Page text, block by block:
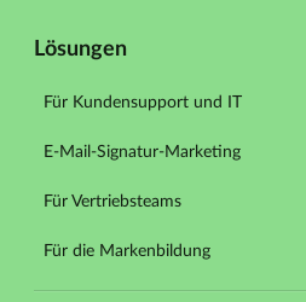
Lösungen
Für Kundensupport und IT
E-Mail-Signatur-Marketing
Für Vertriebsteams
Für die Markenbildung